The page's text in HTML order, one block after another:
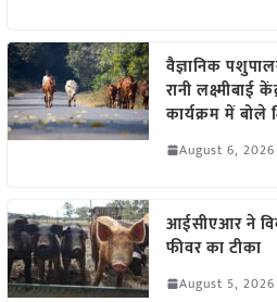
वैज्ञानिक
रानी लक्ष्मीबाई
कार्यक्रम में बोले
August 6, 2026
आईसीएआर ने
फीवर का टीका
August 5, 2026